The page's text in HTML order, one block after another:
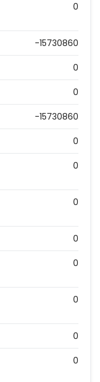
0
-15730860
0
0
-15730860
0
0
0
0
0
0
0
0